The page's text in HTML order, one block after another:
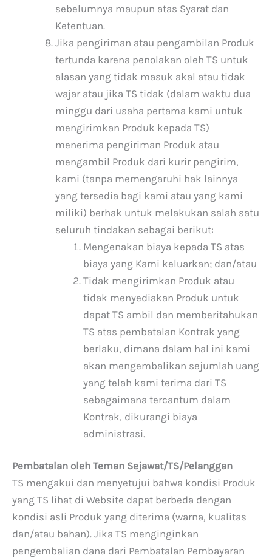
sebelumnya maupun atas Syarat dan
Ketentuan.
Jika pengiriman atau pengambilan Produk
tertunda karena penolakan oleh TS untuk
alasan yang tidak masuk akal atau tidak
wajar atau jika TS tidak (dalam waktu dua
minggu dari usaha pertama kami untuk
mengirimkan Produk kepada TS)
menerima pengiriman Produk atau
mengambil Produk dari kurir pengirim,
kami (tanpa memengaruhi hak lainnya
yang tersedia bagi kami atau yang kami
miliki) berhak untuk melakukan salah satu
seluruh tindakan sebagai berikut:
Mengenakan biaya kepada TS atas
biaya yang Kami keluarkan; dan/atau
Tidak mengirimkan Produk atau
tidak menyediakan Produk untuk
dapat TS ambil dan memberitahukan
TS atas pembatalan Kontrak yang
berlaku, dimana dalam hal ini kami
akan mengembalikan sejumlah uang
yang telah kami terima dari TS
sebagaimana tercantum dalam
Kontrak, dikurangi biaya
administrasi.
Pembatalan oleh Teman Sejawat/TS/Pelanggan
TS mengakui dan menyetujui bahwa kondisi Produk
yang TS lihat di Website dapat berbeda dengan
kondisi asli Produk yang diterima (warna, kualitas
dan/atau bahan). Jika TS menginginkan
pengembalian dana dari Pembatalan Pembayaran